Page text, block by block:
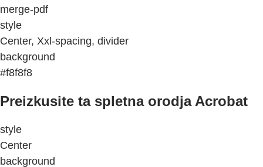
merge-pdf
style
Center, Xxl-spacing, divider
background
#f8f8f8
Preizkusite ta spletna orodja Acrobat
style
Center
background